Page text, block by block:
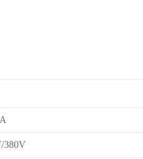
380V